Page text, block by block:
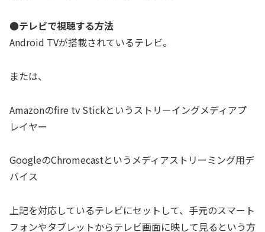
●テレビで視聴する方法
Android TVが搭載されているテレビ。
または、
Amazonのfire tv Stickというストリーイングメディアプ
レイヤー
GoogleのChromecastというメディアストリーミング用デ
バイス
上記を対応しているテレビにセットして、手元のスマート
フォンやタブレットからテレビ画面に映して見るという方